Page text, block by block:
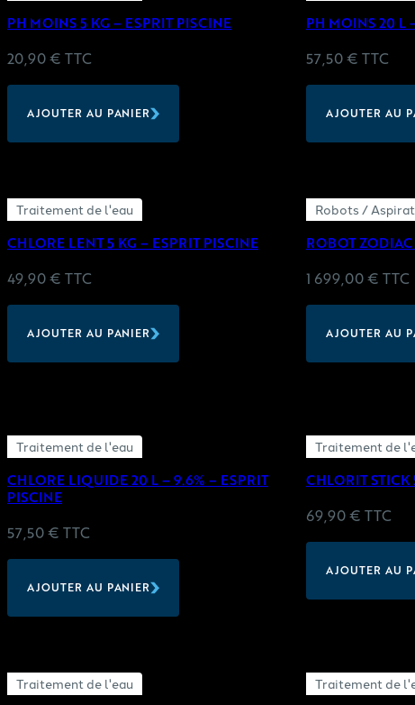
PH MOINS 5 KG – ESPRIT PISCINE
20,90€ TTC
AJOUTER AU PANIER
PH MOINS 20 L
57,50€ TTC
AJOUTER AU
Traitement de l'eau
CHLORE LENT 5 KG – ESPRIT PISCINE
49,90€ TTC
AJOUTER AU PANIER
Robots /
ROBOT
1 699,00€ TTC
AJOUTER AU
Traitement de l'eau
CHLORE LIQUIDE 20 L – 9.6% – ESPRIT
PISCINE
57,50€ TTC
AJOUTER AU PANIER
Traitement de
CHLORIT STICK
69,90€ TTC
AJOUTER AU
Traitement de l'eau Traitement de